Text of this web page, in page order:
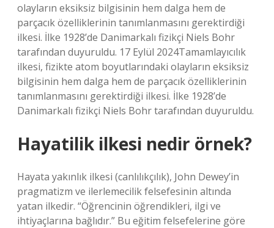
olayların eksiksiz bilgisinin hem dalga hem de
parçacık özelliklerinin tanımlanmasını gerektirdiği
ilkesi. İlke 1928’de Danimarkalı fizikçi Niels Bohr
tarafından duyuruldu. 17 Eylül 2024Tamamlayıcılık
ilkesi, fizikte atom boyutlarındaki olayların eksiksiz
bilgisinin hem dalga hem de parçacık özelliklerinin
tanımlanmasını gerektirdiği ilkesi. İlke 1928’de
Danimarkalı fizikçi Niels Bohr tarafından duyuruldu.
Hayatilik ilkesi nedir örnek?
Hayata yakınlık ilkesi (canlılıkçılık), John Dewey’in
pragmatizm ve ilerlemecilik felsefesinin altında
yatan ilkedir. “Öğrencinin öğrendikleri, ilgi ve
ihtiyaçlarına bağlıdır.” Bu eğitim felsefelerine göre